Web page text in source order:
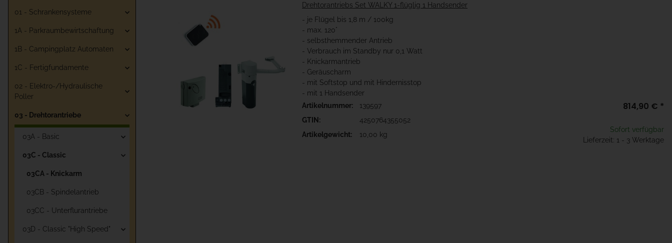
Drehtorantriebs Set WALKY 1-flüglig 1 Handsender
- je Flügel bis 1,8 m / 100kg
- max. 120°
- selbsthemmender Antrieb
- Verbrauch im Standby nur 0,1 Watt
- Knickarmantrieb
- Geräuscharm
- mit Softstop und mit Hindernisstop
- mit 1 Handsender
Artikelnummer:
139597
GTIN:
4250764355052
Artikelgewicht:
10,00 kg
814,90 € *
Sofort verfügbar
Lieferzeit: 1 - 3 Werktage
01 - Schrankensysteme
1A - Parkraumbewirtschaftung
1B - Campingplatz Automaten
1C - Fertigfundamente
02 - Elektro-/Hydraulische
Poller
03 - Drehtorantriebe
03A - Basic
03C - Classic
03CA - Knickarm
03CB - Spindelantrieb
03CC - Unterflurantriebe
03D - Classic "High Speed"